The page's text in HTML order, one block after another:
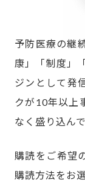
予防医療の継
康」「制度」
ジンとして発
クが10年以上
なく盛り込んで
購読をご希望
購読方法をお